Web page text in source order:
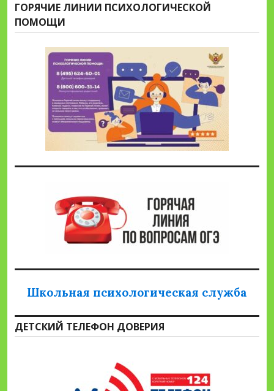
ГОРЯЧИЕ ЛИНИИ ПСИХОЛОГИЧЕСКОЙ
ПОМОЩИ
Школьная психологическая служба
ДЕТСКИЙ ТЕЛЕФОН ДОВЕРИЯ